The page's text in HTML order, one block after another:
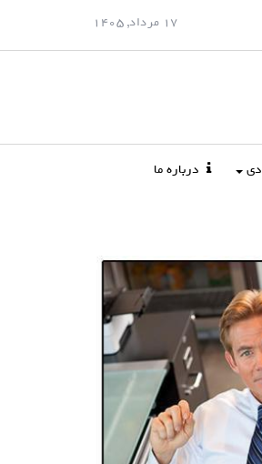
17 مرداد, 1405
درباره ما